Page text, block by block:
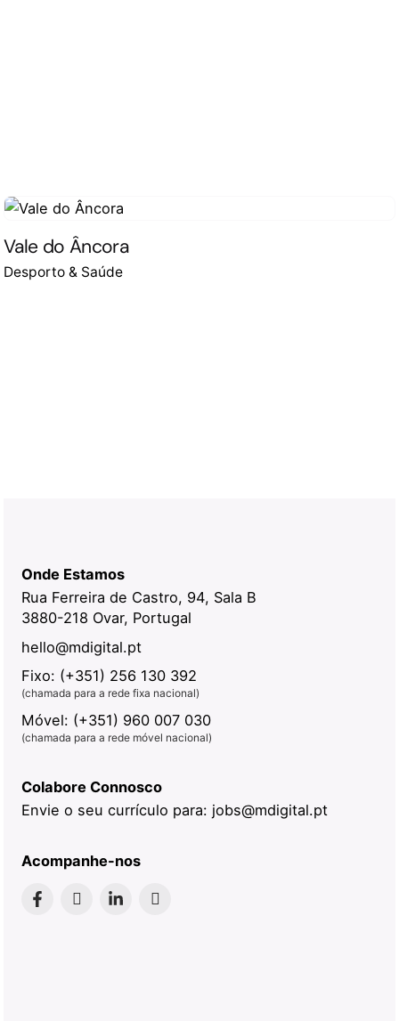
Vale do Âncora
Desporto & Saúde
Onde Estamos
Rua Ferreira de Castro, 94, Sala B
3880-218 Ovar, Portugal
hello@mdigital.pt
Fixo: (+351) 256 130 392
(chamada para a rede fixa nacional)
Móvel: (+351) 960 007 030
(chamada para a rede móvel nacional)
Colabore Connosco
Envie o seu currículo para: jobs@mdigital.pt
Acompanhe-nos